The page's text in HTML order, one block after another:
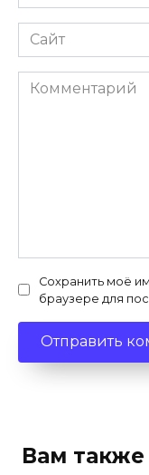
Сайт
Комментарий
Сохранить моё
браузере для
Вам